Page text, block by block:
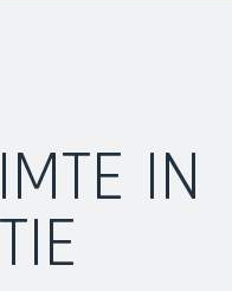
IN